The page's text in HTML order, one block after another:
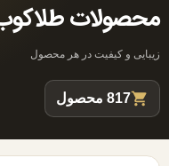
محصولات
زیبایی و کیفیت در هر محصول
817 محصول